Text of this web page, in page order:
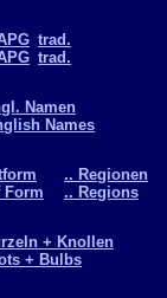
trad.
trad.
Namen
Names
Form
.. Regionen
.. Regions
+ Knollen
+ Bulbs